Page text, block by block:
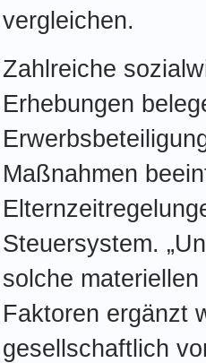
vergleichen.
Zahlreiche
Erhebungen
Maßnahmen
Steuersystem.
solche
Faktoren ergänzt
gesellschaftlich